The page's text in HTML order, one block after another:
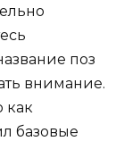
поз
внимание.
как
базовые